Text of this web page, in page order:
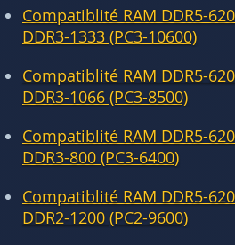
Compatiblité RAM DDR5-
DDR3-1333 (PC3-10600)
Compatiblité RAM DDR5-
DDR3-1066 (PC3-8500)
Compatiblité RAM DDR5-
DDR3-800 (PC3-6400)
Compatiblité RAM DDR5-
DDR2-1200 (PC2-9600)